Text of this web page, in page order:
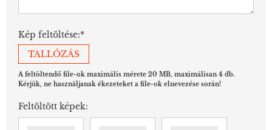
Kép feltöltése:*
TALLÓZÁS
A feltöltendő file-ok maximális mérete 20 MB, maximálisan 4 db.
Kérjük, ne használjanak ékezeteket a file-ok elnevezése során!
Feltöltött képek: